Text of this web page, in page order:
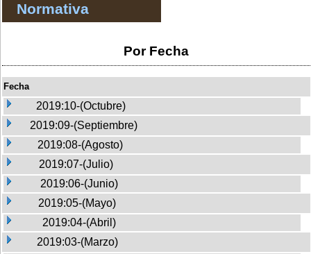
Normativa
Por Fecha
Fecha
2019:10-(Octubre)
2019:09-(Septiembre)
2019:08-(Agosto)
2019:07-(Julio)
2019:06-(Junio)
2019:05-(Mayo)
2019:04-(Abril)
2019:03-(Marzo)